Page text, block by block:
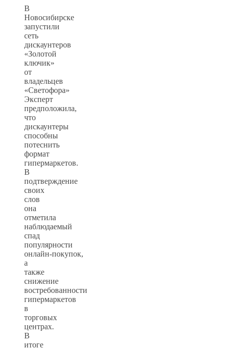
В
Новосибирске
запустили
сеть
дискаунтеров
«Золотой
ключик»
от
владельцев
«Светофора»
Эксперт
предположила,
что
дискаунтеры
способны
потеснить
формат
гипермаркетов.
В
подтверждение
своих
слов
она
отметила
наблюдаемый
спад
популярности
онлайн‑покупок,
а
также
снижение
востребованности
гипермаркетов
в
торговых
центрах.
В
итоге